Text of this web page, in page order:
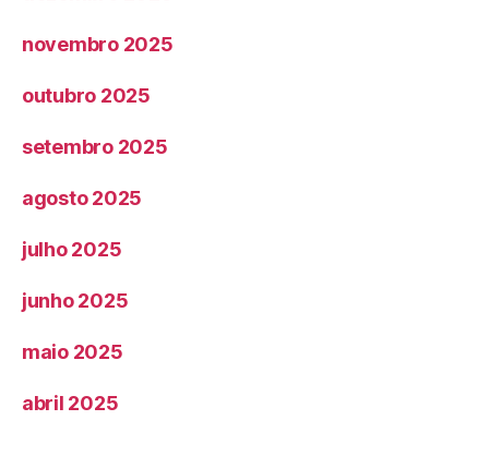
novembro 2025
outubro 2025
setembro 2025
agosto 2025
julho 2025
junho 2025
maio 2025
abril 2025